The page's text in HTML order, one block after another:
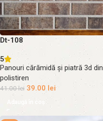
Dt-108
5
Panouri cărămidă și piatră 3d din
polistiren
41.00lei 39.00lei
Adaugă în coș